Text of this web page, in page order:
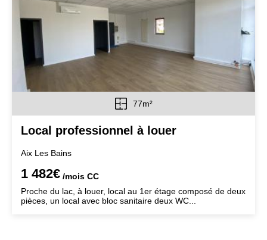
77m²
Local professionnel à louer
Aix Les Bains
1 482€ /mois CC
Proche du lac, à louer, local au 1er étage composé de deux
pièces, un local avec bloc sanitaire deux WC...